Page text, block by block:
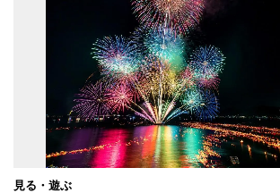
見る・遊ぶ